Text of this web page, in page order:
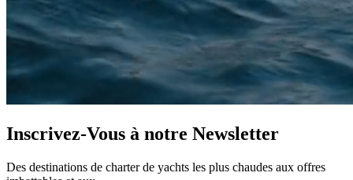
Inscrivez-Vous à notre Newsletter
Des destinations de charter de yachts les plus chaudes aux offres